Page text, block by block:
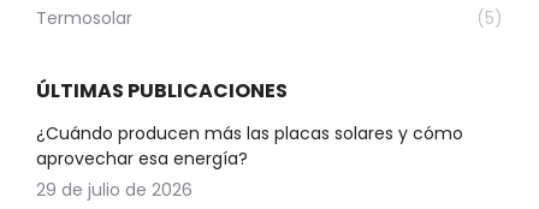
Termosolar
(5)
ÚLTIMAS PUBLICACIONES
¿Cuándo producen más las placas solares y cómo
aprovechar esa energía?
29 de julio de 2026